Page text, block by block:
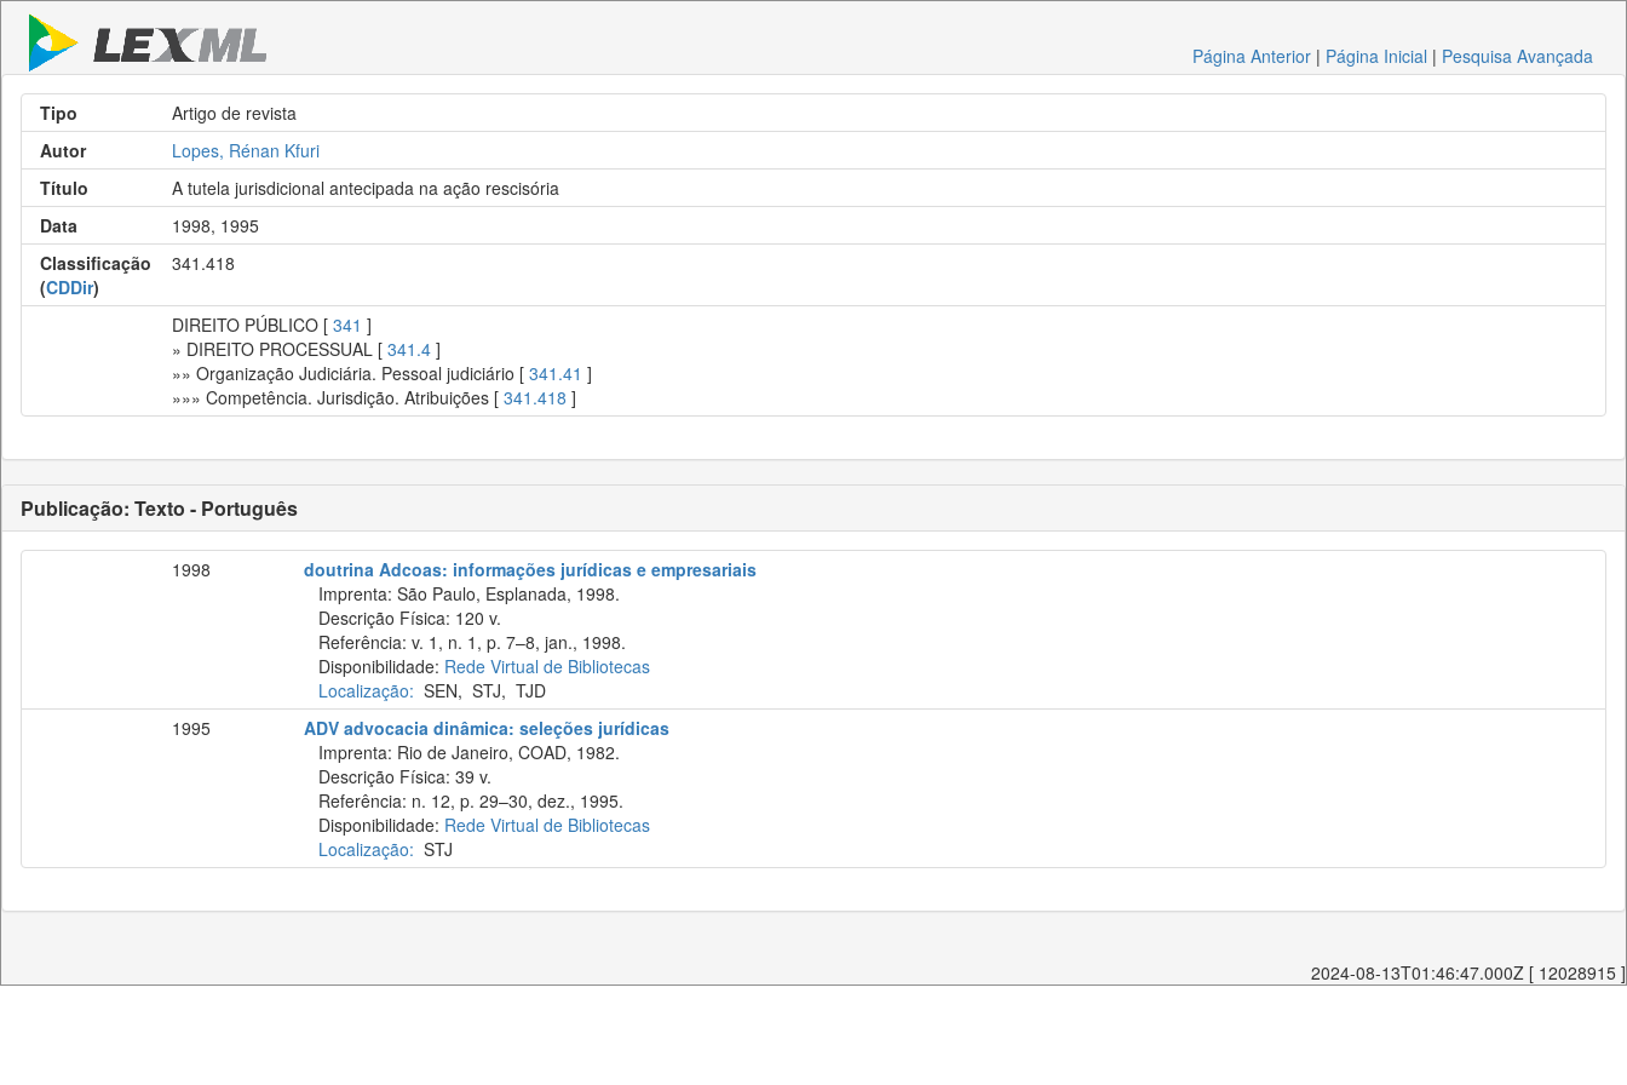
Página Anterior | Página Inicial | Pesquisa Avançada
Tipo
Artigo de revista
Autor
Lopes, Rénan Kfuri
Título
A tutela jurisdicional antecipada na ação rescisória
Data
1998, 1995
Classificação
(CDDir)
341.418
DIREITO PÚBLICO [ 341 ]
» DIREITO PROCESSUAL [ 341.4 ]
»» Organização Judiciária. Pessoal judiciário [ 341.41 ]
»»» Competência. Jurisdição. Atribuições [ 341.418 ]
Publicação: Texto - Português
1998
doutrina Adcoas: informações jurídicas e empresariais
Imprenta: São Paulo, Esplanada, 1998.
Descrição Física: 120 v.
Referência: v. 1, n. 1, p. 7–8, jan., 1998.
Disponibilidade: Rede Virtual de Bibliotecas
Localização: SEN, STJ, TJD
1995
ADV advocacia dinâmica: seleções jurídicas
Imprenta: Rio de Janeiro, COAD, 1982.
Descrição Física: 39 v.
Referência: n. 12, p. 29–30, dez., 1995.
Disponibilidade: Rede Virtual de Bibliotecas
Localização: STJ
2024-08-13T01:46:47.000Z [ 12028915 ]